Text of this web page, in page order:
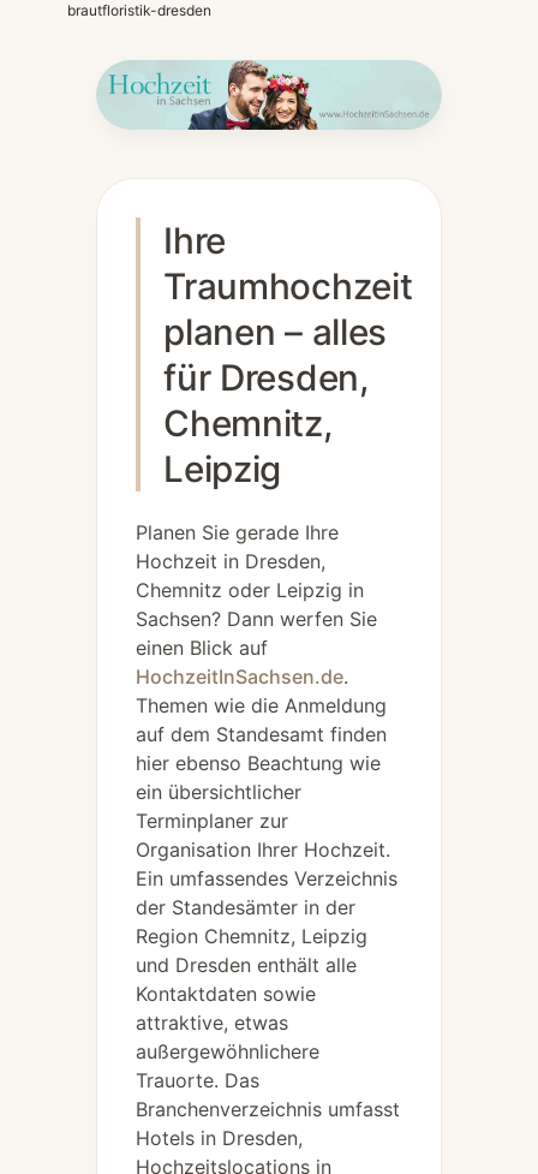
brautfloristik-dresden
Ihre
Traumhochzeit
planen – alles
für Dresden,
Chemnitz,
Leipzig
Planen Sie gerade Ihre
Hochzeit in Dresden,
Chemnitz oder Leipzig in
Sachsen? Dann werfen Sie
einen Blick auf
HochzeitInSachsen.de.
Themen wie die Anmeldung
auf dem Standesamt finden
hier ebenso Beachtung wie
ein übersichtlicher
Terminplaner zur
Organisation Ihrer Hochzeit.
Ein umfassendes Verzeichnis
der Standesämter in der
Region Chemnitz, Leipzig
und Dresden enthält alle
Kontaktdaten sowie
attraktive, etwas
außergewöhnlichere
Trauorte. Das
Branchenverzeichnis umfasst
Hotels in Dresden,
Hochzeitslocations in